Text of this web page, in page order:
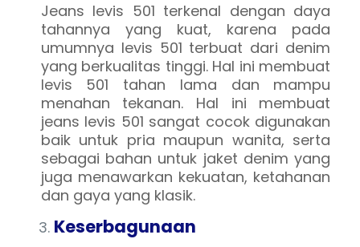
Jeans levis 501 terkenal dengan daya
tahannya yang kuat, karena pada
umumnya levis 501 terbuat dari denim
yang berkualitas tinggi. Hal ini membuat
levis 501 tahan lama dan mampu
menahan tekanan. Hal ini membuat
jeans levis 501 sangat cocok digunakan
baik untuk pria maupun wanita, serta
sebagai bahan untuk jaket denim yang
juga menawarkan kekuatan, ketahanan
dan gaya yang klasik.
Keserbagunaan